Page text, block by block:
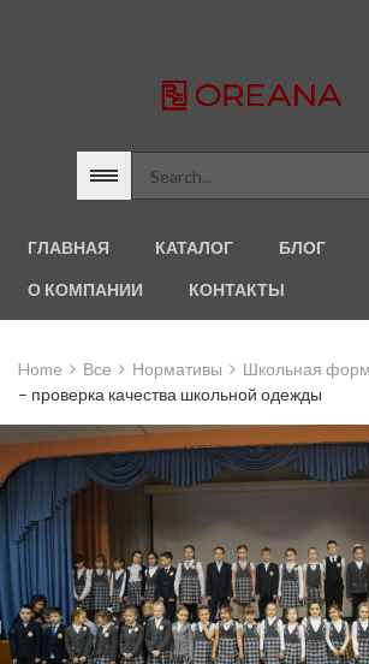
ГЛАВНАЯ КАТАЛОГ БЛОГ
О КОМПАНИИ КОНТАКТЫ
Home Все Нормативы Школьная
– проверка качества школьной одежды